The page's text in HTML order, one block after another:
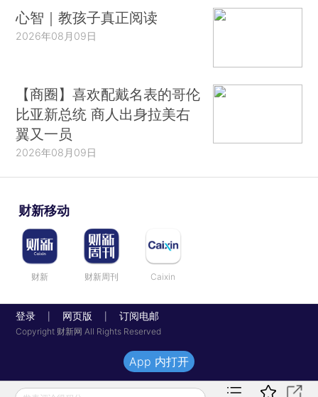
心智｜教孩子真正阅读
2026年08月09日
【商圈】喜欢配戴名表的哥伦
比亚新总统 商人出身拉美右
翼又一员
2026年08月09日
财新移动
财新 财新周刊 Caixin
登录 网页版 订阅电邮
Copyright 财新网 All Rights Reserved
App 内打开